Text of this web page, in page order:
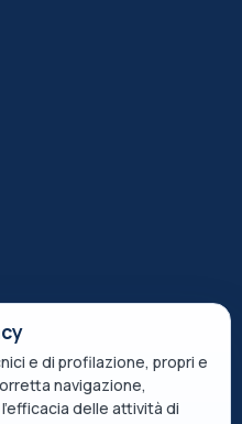
il trattamento dei dati
e di profilazione, propri e
navigazione,
delle attività di